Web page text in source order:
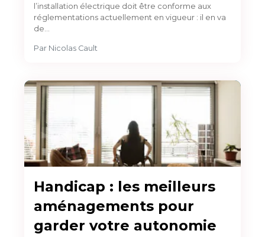
l’installation électrique doit être conforme aux
réglementations actuellement en vigueur : il en va
de…
Par Nicolas Cault
Handicap : les meilleurs
aménagements pour
garder votre autonomie